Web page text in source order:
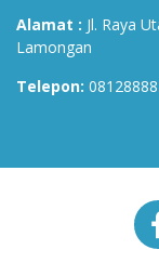
Alamat : Jl. Raya
Lamongan
Telepon: